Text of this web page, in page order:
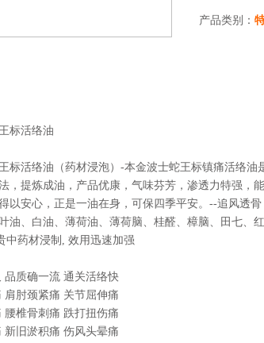
产品类别：
标活络油
标活络油（药材浸泡）-本金波士蛇王标镇痛活络油
，提炼成油，产品优康，气味芬芳，渗透力特强，
以安心，正是一油在身，可保四季平安。--追风透骨
油、白油、薄荷油、薄荷脑、桂醛、樟脑、田七、
中药材浸制, 效用迅速加强
品质确一流 通关活络快
肘颈紧痛 关节屈伸痛
椎骨刺痛 跌打扭伤痛
旧淤积痛 伤风头晕痛